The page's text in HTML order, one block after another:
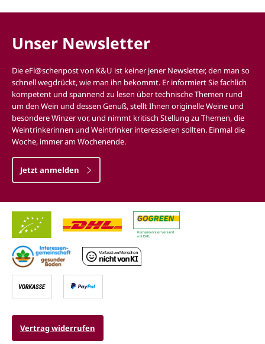
Unser Newsletter
Die eFl@schenpost von K&U ist keiner jener Newsletter, den man so
schnell wegdrückt, wie man ihn bekommt. Er informiert Sie fachlich
kompetent und spannend zu lesen über technische Themen rund
um den Wein und dessen Genuß, stellt Ihnen originelle Weine und
besondere Winzer vor, und nimmt kritisch Stellung zu Themen, die
Weintrinkerinnen und Weintrinker interessieren sollten. Einmal die
Woche, immer am Wochenende.
Jetzt anmelden
Vertrag widerrufen